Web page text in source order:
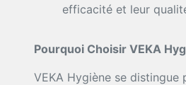
efficacité et leur
Pourquoi Choisir VEKA
VEKA Hygiène se distingue